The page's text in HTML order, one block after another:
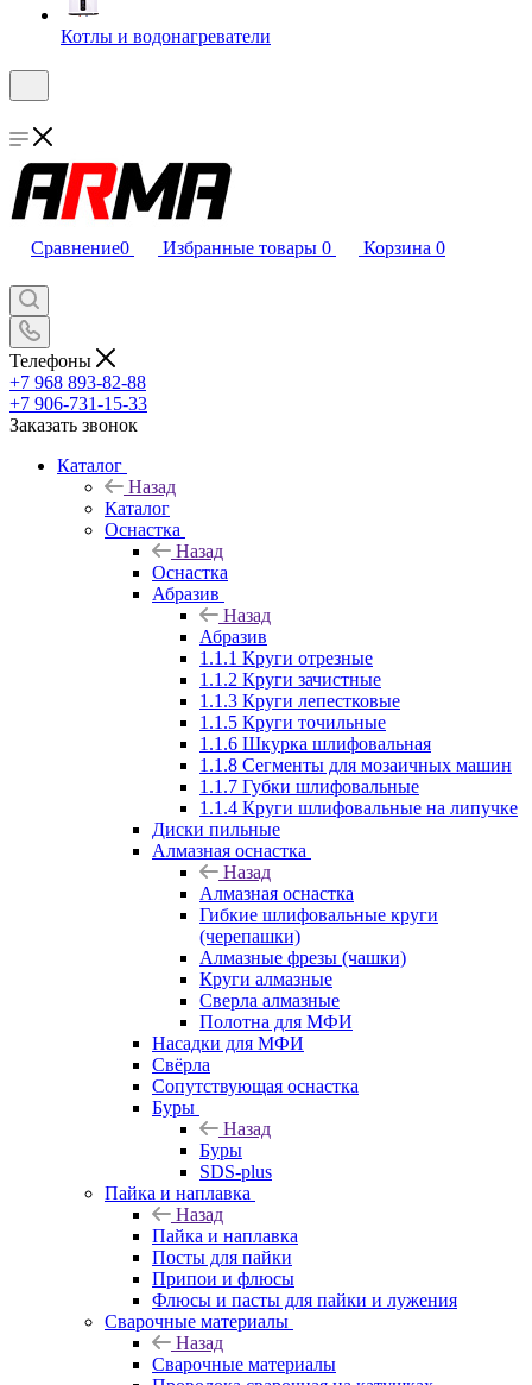
Котлы и водонагреватели
Сравнение0 Избранные товары 0 Корзина 0
Телефоны
+7 968 893-82-88
+7 906-731-15-33
Заказать звонок
Каталог
Назад
Каталог
Оснастка
Назад
Оснастка
Абразив
Назад
Абразив
1.1.1 Круги отрезные
1.1.2 Круги зачистные
1.1.3 Круги лепестковые
1.1.5 Круги точильные
1.1.6 Шкурка шлифовальная
1.1.8 Сегменты для мозаичных машин
1.1.7 Губки шлифовальные
1.1.4 Круги шлифовальные на липучке
Диски пильные
Алмазная оснастка
Назад
Алмазная оснастка
Гибкие шлифовальные круги
(черепашки)
Алмазные фрезы (чашки)
Круги алмазные
Сверла алмазные
Полотна для МФИ
Насадки для МФИ
Свёрла
Сопутствующая оснастка
Буры
Назад
Буры
SDS-plus
Пайка и наплавка
Назад
Пайка и наплавка
Посты для пайки
Припои и флюсы
Флюсы и пасты для пайки и лужения
Сварочные материалы
Назад
Сварочные материалы